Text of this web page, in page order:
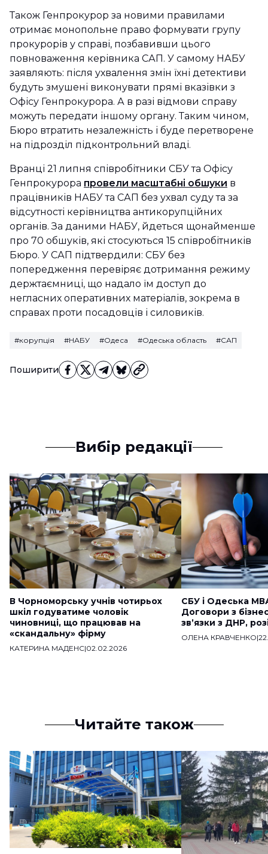
Поширити
Також Генпрокурор за новими правилами
отримає монопольне право формувати групу
прокурорів у справі, позбавивши цього
повноваження керівника САП. У самому НАБУ
заявляють: після ухвалення змін їхні детективи
будуть змушені виконувати прямі вказівки з
Офісу Генпрокурора. А в разі відмови справу
можуть передати іншому органу. Таким чином,
Бюро втратить незалежність і буде перетворене
на підрозділ підконтрольний владі.
Вранці 21 липня співробітники СБУ та Офісу
Генпрокурора провели масштабні обшуки в
працівників НАБУ та САП без ухвал суду та за
відсутності керівництва антикорупційних
органів. За даними НАБУ, йдеться щонайменше
про 70 обшуків, які стосуються 15 співробітників
Бюро. У САП підтвердили: СБУ без
попередження перевіряє дотримання режиму
держтаємниці, що надало їм доступ до
негласних оперативних матеріалів, зокрема в
справах проти посадовців і силовиків.
#корупція #НАБУ #Одеса #Одеська область #САП
Вибір редакції
В Чорноморську учнів чотирьох
шкіл годуватиме чоловік
чиновниці, що працював на
«скандальну» фірму
КАТЕРИНА МАДЕНС|02.02.2026
СБУ і Одеська
Договори з
звʼязки з ДНР,
ОЛЕНА КРАВЧЕНКО|
Читайте також